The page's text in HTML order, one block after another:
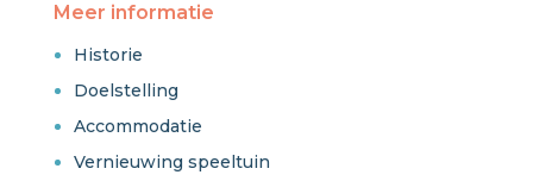
Meer informatie
Historie
Doelstelling
Accommodatie
Vernieuwing speeltuin